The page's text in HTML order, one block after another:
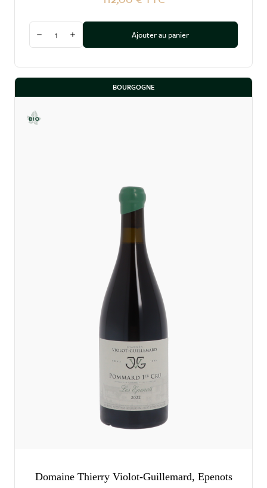
Diminuer la quantité
Augmenter la quantitéAjouter au panier
BOURGOGNE
Domaine Thierry Violot-Guillemard, Epenots